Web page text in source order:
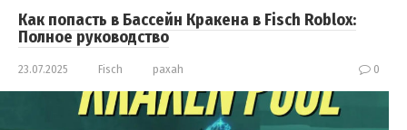
Как попасть в Бассейн Кракена в Fisch Roblox:
Полное руководство
23.07.2025 Fisch paxah 0